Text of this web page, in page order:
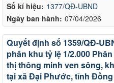
Số kí hiệu: 1377/QĐ-UBND
Ngày ban hành: 07/04/2026
Quyết định số 1359/QĐ-
phân khu tỷ lệ 1/2.000
thị thông minh ven sông,
tại xã Đại Phước, tỉnh